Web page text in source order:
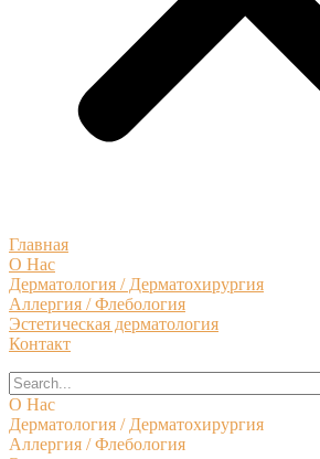
Главная
О Нас
Дерматология / Дерматохирургия
Аллергия / Флебология
Эстетическая дерматология
Контакт
О Нас
Дерматология / Дерматохирургия
Аллергия / Флебология